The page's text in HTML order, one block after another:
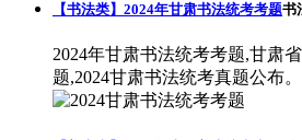
【书法类】2024年甘肃书法统考考题书
2024年甘肃书法统考考题,甘肃
题,2024甘肃书法统考真题公布。